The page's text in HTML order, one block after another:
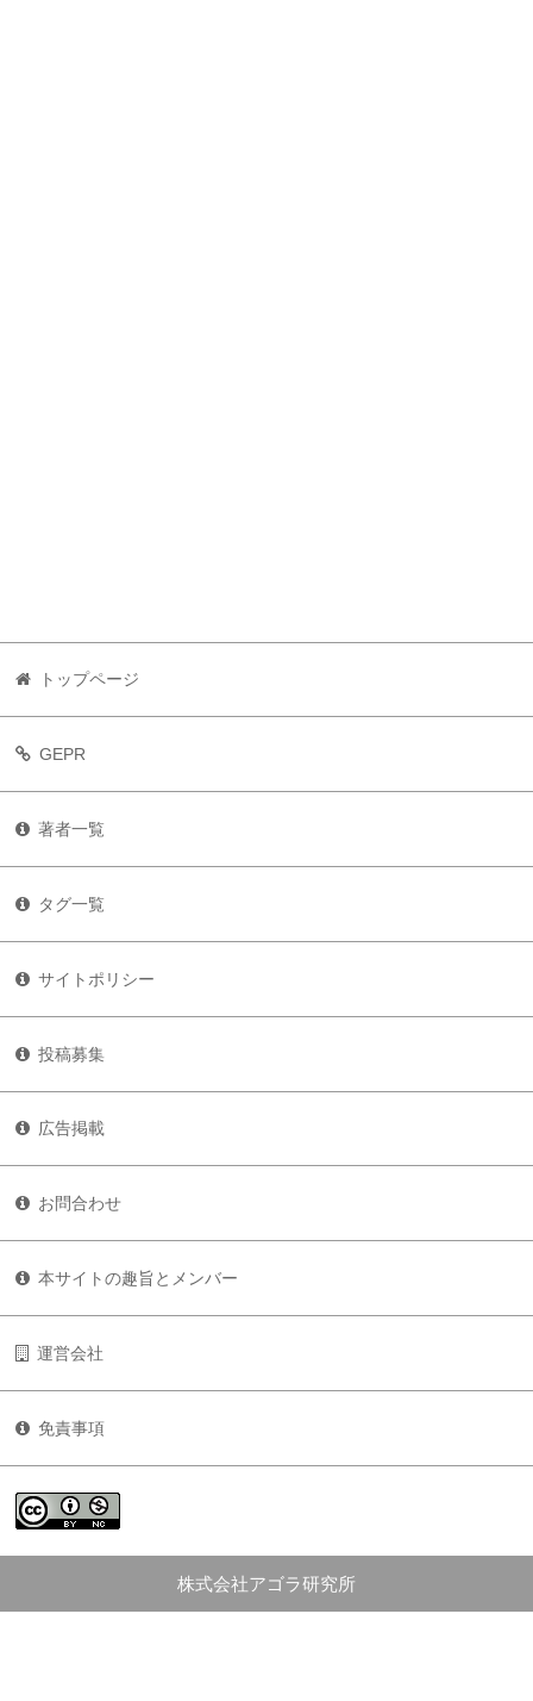
トップページ
GEPR
著者一覧
タグ一覧
サイトポリシー
投稿募集
広告掲載
お問合わせ
本サイトの趣旨とメンバー
運営会社
免責事項
株式会社アゴラ研究所